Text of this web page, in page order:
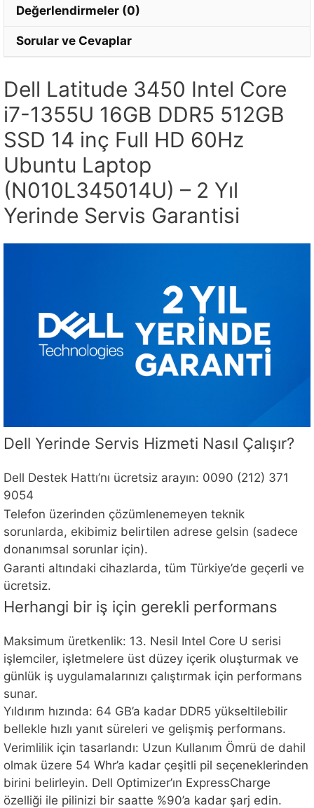
Değerlendirmeler (0)
Sorular ve Cevaplar
Dell Latitude 3450 Intel Core
i7-1355U 16GB DDR5 512GB
SSD 14 inç Full HD 60Hz
Ubuntu Laptop
(N010L345014U) – 2 Yıl
Yerinde Servis Garantisi
Dell Yerinde Servis Hizmeti Nasıl Çalışır?
Dell Destek Hattı’nı ücretsiz arayın: 0090 (212) 371
9054
Telefon üzerinden çözümlenemeyen teknik
sorunlarda, ekibimiz belirtilen adrese gelsin (sadece
donanımsal sorunlar için).
Garanti altındaki cihazlarda, tüm Türkiye’de geçerli ve
ücretsiz.
Herhangi bir iş için gerekli performans
Maksimum üretkenlik: 13. Nesil Intel Core U serisi
işlemciler, işletmelere üst düzey içerik oluşturmak ve
günlük iş uygulamalarınızı çalıştırmak için performans
sunar.
Yıldırım hızında: 64 GB’a kadar DDR5 yükseltilebilir
bellekle hızlı yanıt süreleri ve gelişmiş performans.
Verimlilik için tasarlandı: Uzun Kullanım Ömrü de dahil
olmak üzere 54 Whr’a kadar çeşitli pil seçeneklerinden
birini belirleyin. Dell Optimizer’ın ExpressCharge
özelliği ile pilinizi bir saatte %90’a kadar şarj edin.